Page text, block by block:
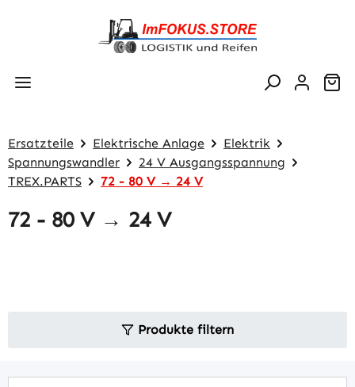
Zum Hauptinhalt springen
Ersatzteile Elektrische Anlage
Elektrik
Spannungswandler
24 V Ausgangsspannung
TREX.PARTS
72 - 80 V → 24 V
72 - 80 V → 24 V
Produkte filtern